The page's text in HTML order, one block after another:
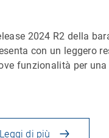
2024 R2 della
con un leggero
funzionalità per
Leggi di più